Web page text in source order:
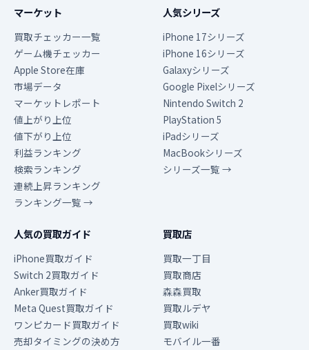
マーケット
買取チェッカー一覧
ゲーム機チェッカー
Apple Store在庫
市場データ
マーケットレポート
値上がり上位
値下がり上位
利益ランキング
検索ランキング
連続上昇ランキング
ランキング一覧 →
人気シリーズ
iPhone 17シリーズ
iPhone 16シリーズ
Galaxyシリーズ
Google Pixelシリーズ
Nintendo Switch 2
PlayStation 5
iPadシリーズ
MacBookシリーズ
シリーズ一覧 →
人気の買取ガイド
iPhone買取ガイド
Switch 2買取ガイド
Anker買取ガイド
Meta Quest買取ガイド
ワンピカード買取ガイド
売却タイミングの決め方
買取店
買取一丁目
買取商店
森森買取
買取ルデヤ
買取wiki
モバイル一番